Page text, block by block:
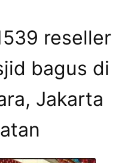
reseller
bagus di
Jakarta